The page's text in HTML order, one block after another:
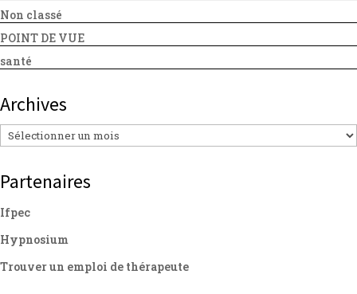
Non classé
POINT DE VUE
santé
Archives
Archives
Partenaires
Ifpec
Hypnosium
Trouver un emploi de thérapeute